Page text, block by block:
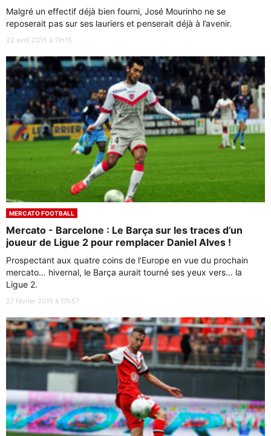
Malgré un effectif déjà bien fourni, José Mourinho ne se
reposerait pas sur ses lauriers et penserait déjà à l’avenir.
22 avril 2015 à 11h15
MERCATO FOOTBALL
Mercato - Barcelone : Le Barça sur les traces d’un
joueur de Ligue 2 pour remplacer Daniel Alves !
Prospectant aux quatre coins de l’Europe en vue du prochain
mercato… hivernal, le Barça aurait tourné ses yeux vers… la
Ligue 2.
27 février 2015 à 17h57